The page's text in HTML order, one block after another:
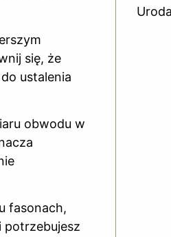
się, że
ustalenia
obwodu w
fasonach,
potrzebujesz
Uroda